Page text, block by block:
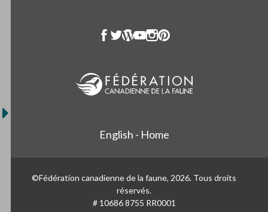
English - Home
©Fédération canadienne de la faune, 2026. Tous droits
réservés.
# 10686 8755 RR0001